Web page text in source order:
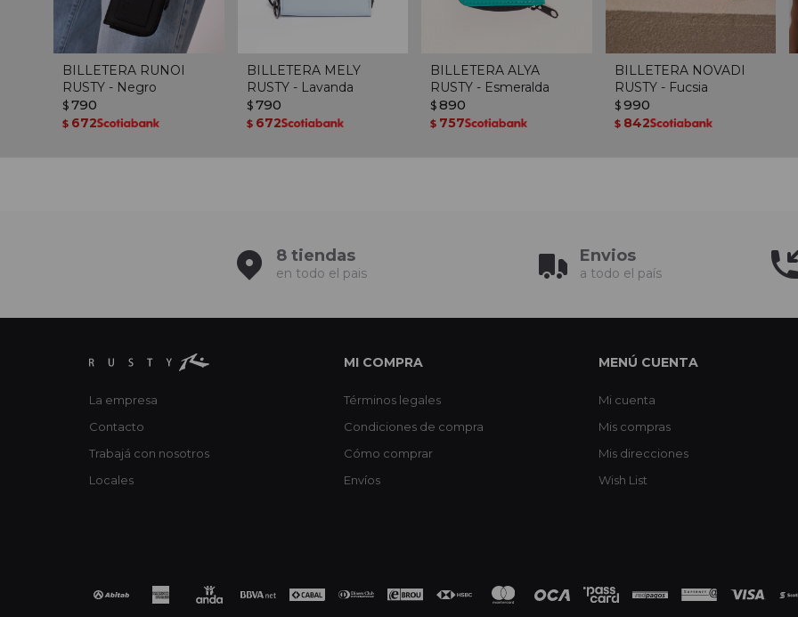
BILLETERA RUNOI
RUSTY - Negro
$ 790
$ 672
BILLETERA MELY
RUSTY - Lavanda
$ 790
$ 672
BILLETERA ALYA
RUSTY - Esmeralda
$ 890
$ 757
BILLETERA NOVADI
RUSTY - Fucsia
$ 990
$ 842
8 tiendas
en todo el pais
Envios
a todo el país
La empresa
Contacto
Trabajá con nosotros
Locales
MI COMPRA
Términos legales
Condiciones de compra
Cómo comprar
Envíos
MENÚ CUENTA
Mi cuenta
Mis compras
Mis direcciones
Wish List